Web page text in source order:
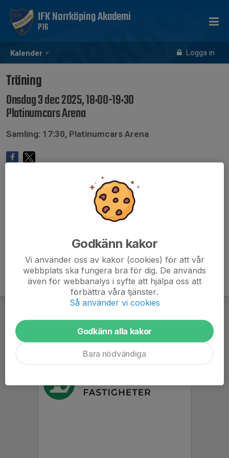
Kalender Logga in
IFK Norrköping Akademi
P16
Träning
Onsdag 3 dec 2025, 18:00-19:30
Platinumcars Arena
Samling: 17:30, Platinumcars Arena
Godkänn kakor
Vi använder oss av kakor (cookies) för att vår
webbplats ska fungera bra för dig. De används
även för webbanalys i syfte att hjälpa oss att
förbättra våra tjänster.
Så använder vi cookies
Godkänn alla kakor
Bara nödvändiga